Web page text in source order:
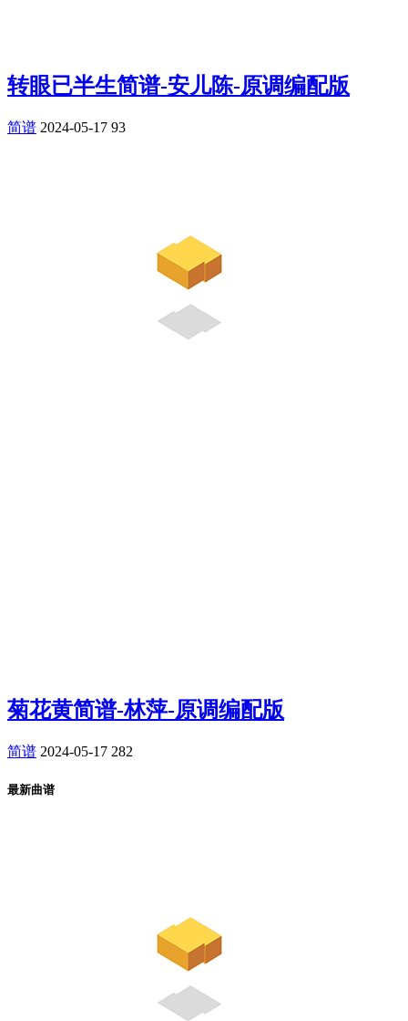
转眼已半生简谱-安儿陈-原调编配版
简谱 2024-05-17 93
菊花黄简谱-林萍-原调编配版
简谱 2024-05-17 282
最新曲谱